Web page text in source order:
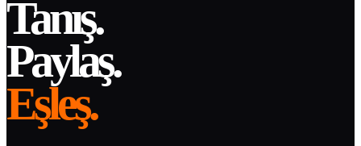
Tanış.
Paylaş.
Eşleş.